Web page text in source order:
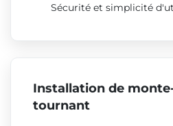
Sécurité et simplicité
Installation de
tournant